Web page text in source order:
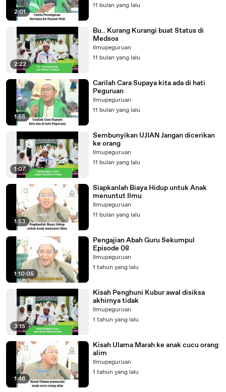
2:01
11 bulan yang lalu
2:22
Bu.. Kurang Kurangi buat Status di
Medsos
Ilmupeguruan
11 bulan yang lalu
1:55
Carilah Cara Supaya kita ada di hati
Peguruan
Ilmupeguruan
11 bulan yang lalu
1:07
Sembunyikan UJIAN Jangan dicerikan
ke orang
Ilmupeguruan
11 bulan yang lalu
1:53
Siapkanlah Biaya Hidup untuk Anak
menuntut Ilmu
Ilmupeguruan
11 bulan yang lalu
1:10:05
Pengajian Abah Guru Sekumpul
Episode 08
Ilmupeguruan
1 tahun yang lalu
3:15
Kisah Penghuni Kubur awal disiksa
akhirnya tidak
Ilmupeguruan
1 tahun yang lalu
1:46
Kisah Ulama Marah ke anak cucu orang
alim
Ilmupeguruan
1 tahun yang lalu